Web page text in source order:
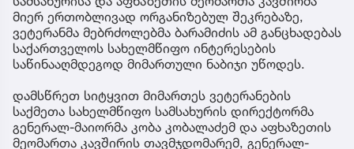
მიერ ერთობლივად ორგანიზებულ შეკრებაზე,
ვეტერანმა მებრძოლებმა ბარამიძის ამ განცხადებას
საქართველოს სახელმწიფო ინტერესების
საწინააღმდეგოდ მიმართული ნაბიჯი უწოდეს.
დამსწრეთ სიტყვით მიმართეს ვეტერანების
საქმეთა სახელმწიფო სამსახურის დირექტორმა
გენერალ-მაიორმა კობა კობალაძემ და აფხაზეთის
მეომართა კავშირის თავმჯდომარემ, გენერალ-